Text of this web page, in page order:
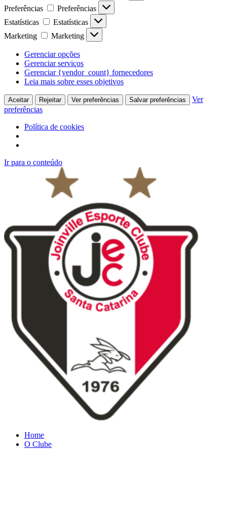
Preferências
Preferências
Estatísticas
Estatísticas
Marketing
Marketing
Gerenciar opções
Gerenciar serviços
Gerenciar {vendor_count} fornecedores
Leia mais sobre esses objetivos
Aceitar Rejeitar Ver preferências Salvar preferências
Ver
preferências
Política de cookies
Ir para o conteúdo
Home
O Clube